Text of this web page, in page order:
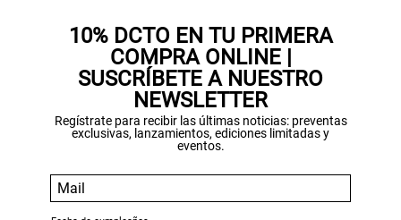
10% DCTO EN TU PRIMERA
COMPRA ONLINE |
SUSCRÍBETE A NUESTRO
NEWSLETTER
Regístrate para recibir las últimas noticias: preventas
exclusivas, lanzamientos, ediciones limitadas y
eventos.